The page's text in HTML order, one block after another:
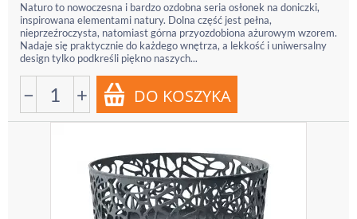
Naturo to nowoczesna i bardzo ozdobna seria osłonek na doniczki,
inspirowana elementami natury. Dolna część jest pełna,
nieprzeźroczysta, natomiast górna przyozdobiona ażurowym wzorem.
Nadaje się praktycznie do każdego wnętrza, a lekkość i uniwersalny
design tylko podkreśli piękno naszych...
− +